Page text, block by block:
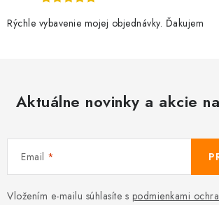
Rýchle vybavenie mojej objednávky. Ďakujem
Aktuálne novinky a akcie
Email
Vložením e-mailu súhlasíte s podmienkami